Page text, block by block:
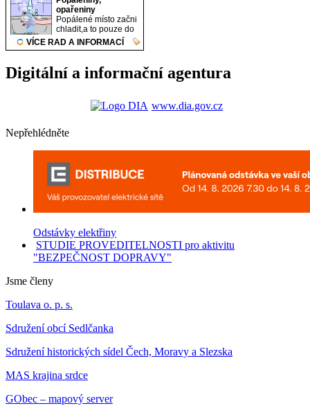
Digitální a informační agentura
www.dia.gov.cz
Nepřehlédněte
Odstávky elektřiny
STUDIE PROVEDITELNOSTI pro aktivitu
"BEZPEČNOST DOPRAVY"
Jsme členy
Toulava o. p. s.
Sdružení obcí Sedlčanka
Sdružení historických sídel Čech, Moravy a Slezska
MAS krajina srdce
GObec – mapový server